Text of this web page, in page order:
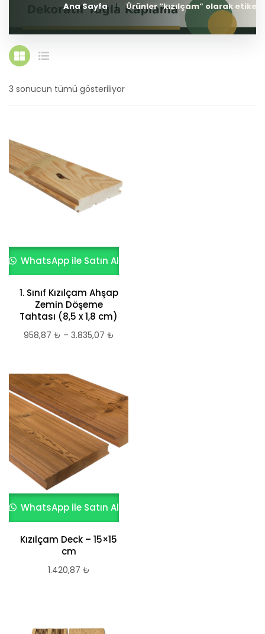
Ana Sayfa Ürünler “kızılçam” olarak
3 sonucun tümü gösteriliyor
WhatsApp ile Satın Al
1. Sınıf Kızılçam Ahşap
Zemin Döşeme
Tahtası (8,5 x 1,8 cm)
958,87 ₺ – 3.835,07 ₺
-
3.835,07 ₺
WhatsApp ile Satın Al
Kızılçam Deck – 15×15
cm
1.420,87 ₺